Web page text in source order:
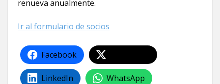
renueva anualmente.
Ir al formulario de socios
Facebook
LinkedIn WhatsApp